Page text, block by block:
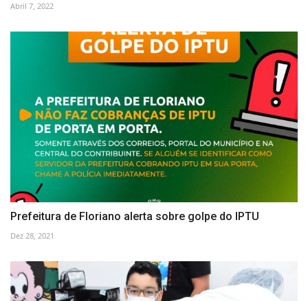
Abril 7, 2022
Prefeitura de Floriano alerta sobre golpe do IPTU
Dez 28, 2021